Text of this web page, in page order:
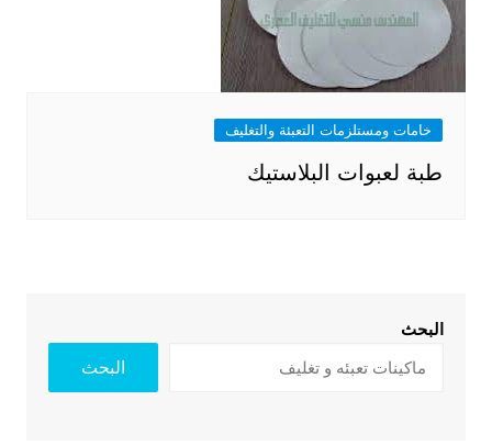
خامات ومستلزمات التعبئة والتغليف
طبة لعبوات البلاستيك
البحث
البحث